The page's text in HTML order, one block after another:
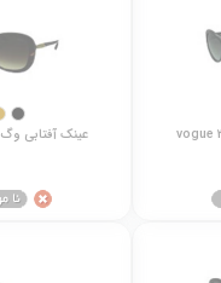
عینک آفتابی وگ vogue 5009